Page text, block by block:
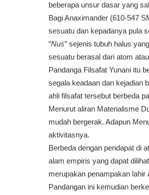
beberapa unsur dasar yang
Bagi Anaximander (610-547
sesuatu dan kepadanya pula
“Nus” sejenis tubuh halus
sesuatu berasal dari atom
Pandanga Filsafat Yunani itu
segala keadaan dan kejadian
ahli filsafat tersebut berbeda
Menurut aliran Materialisme
mudah bergerak. Adapun
aktivitasnya.
Berbeda dengan pendapat di
alam empiris yang dapat
merupakan penampakan lahir
Pandangan ini kemudian